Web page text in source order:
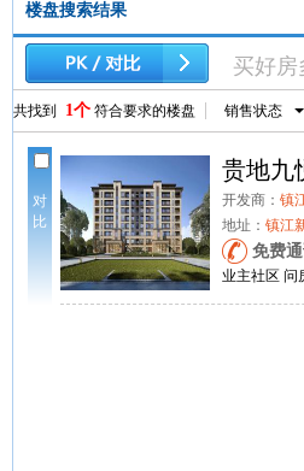
楼盘搜索结果
买好房
共找到 1个 符合要求的楼盘 销售状态
对
比
贵地九
开发商： 镇
地址： 镇江
免费
业主社区 问